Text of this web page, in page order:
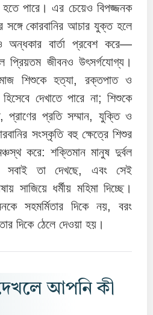
পারে। এর চেয়েও বিপজ্জনক
সঙ্গে কোরবানির আচার যুক্ত হলে
বার্তা প্রবেশ করে—
প্রিয়তম জীবনও উৎসর্গযোগ্য।
শিশুকে হত্যা, রক্তপাত ও
দেখাতে পারে না; শিশুকে
প্রাণের প্রতি সম্মান, যুক্তি ও
সংস্কৃতি বহু ক্ষেত্রে শিশুর
করে: শক্তিমান মানুষ দুর্বল
সবাই তা দেখছে, এবং সেই
সাজিয়ে ধর্মীয় মহিমা দিচ্ছে।
সহমর্মিতার দিকে নয়, বরং
দিকে ঠেলে দেওয়া হয়।
আপনি কী